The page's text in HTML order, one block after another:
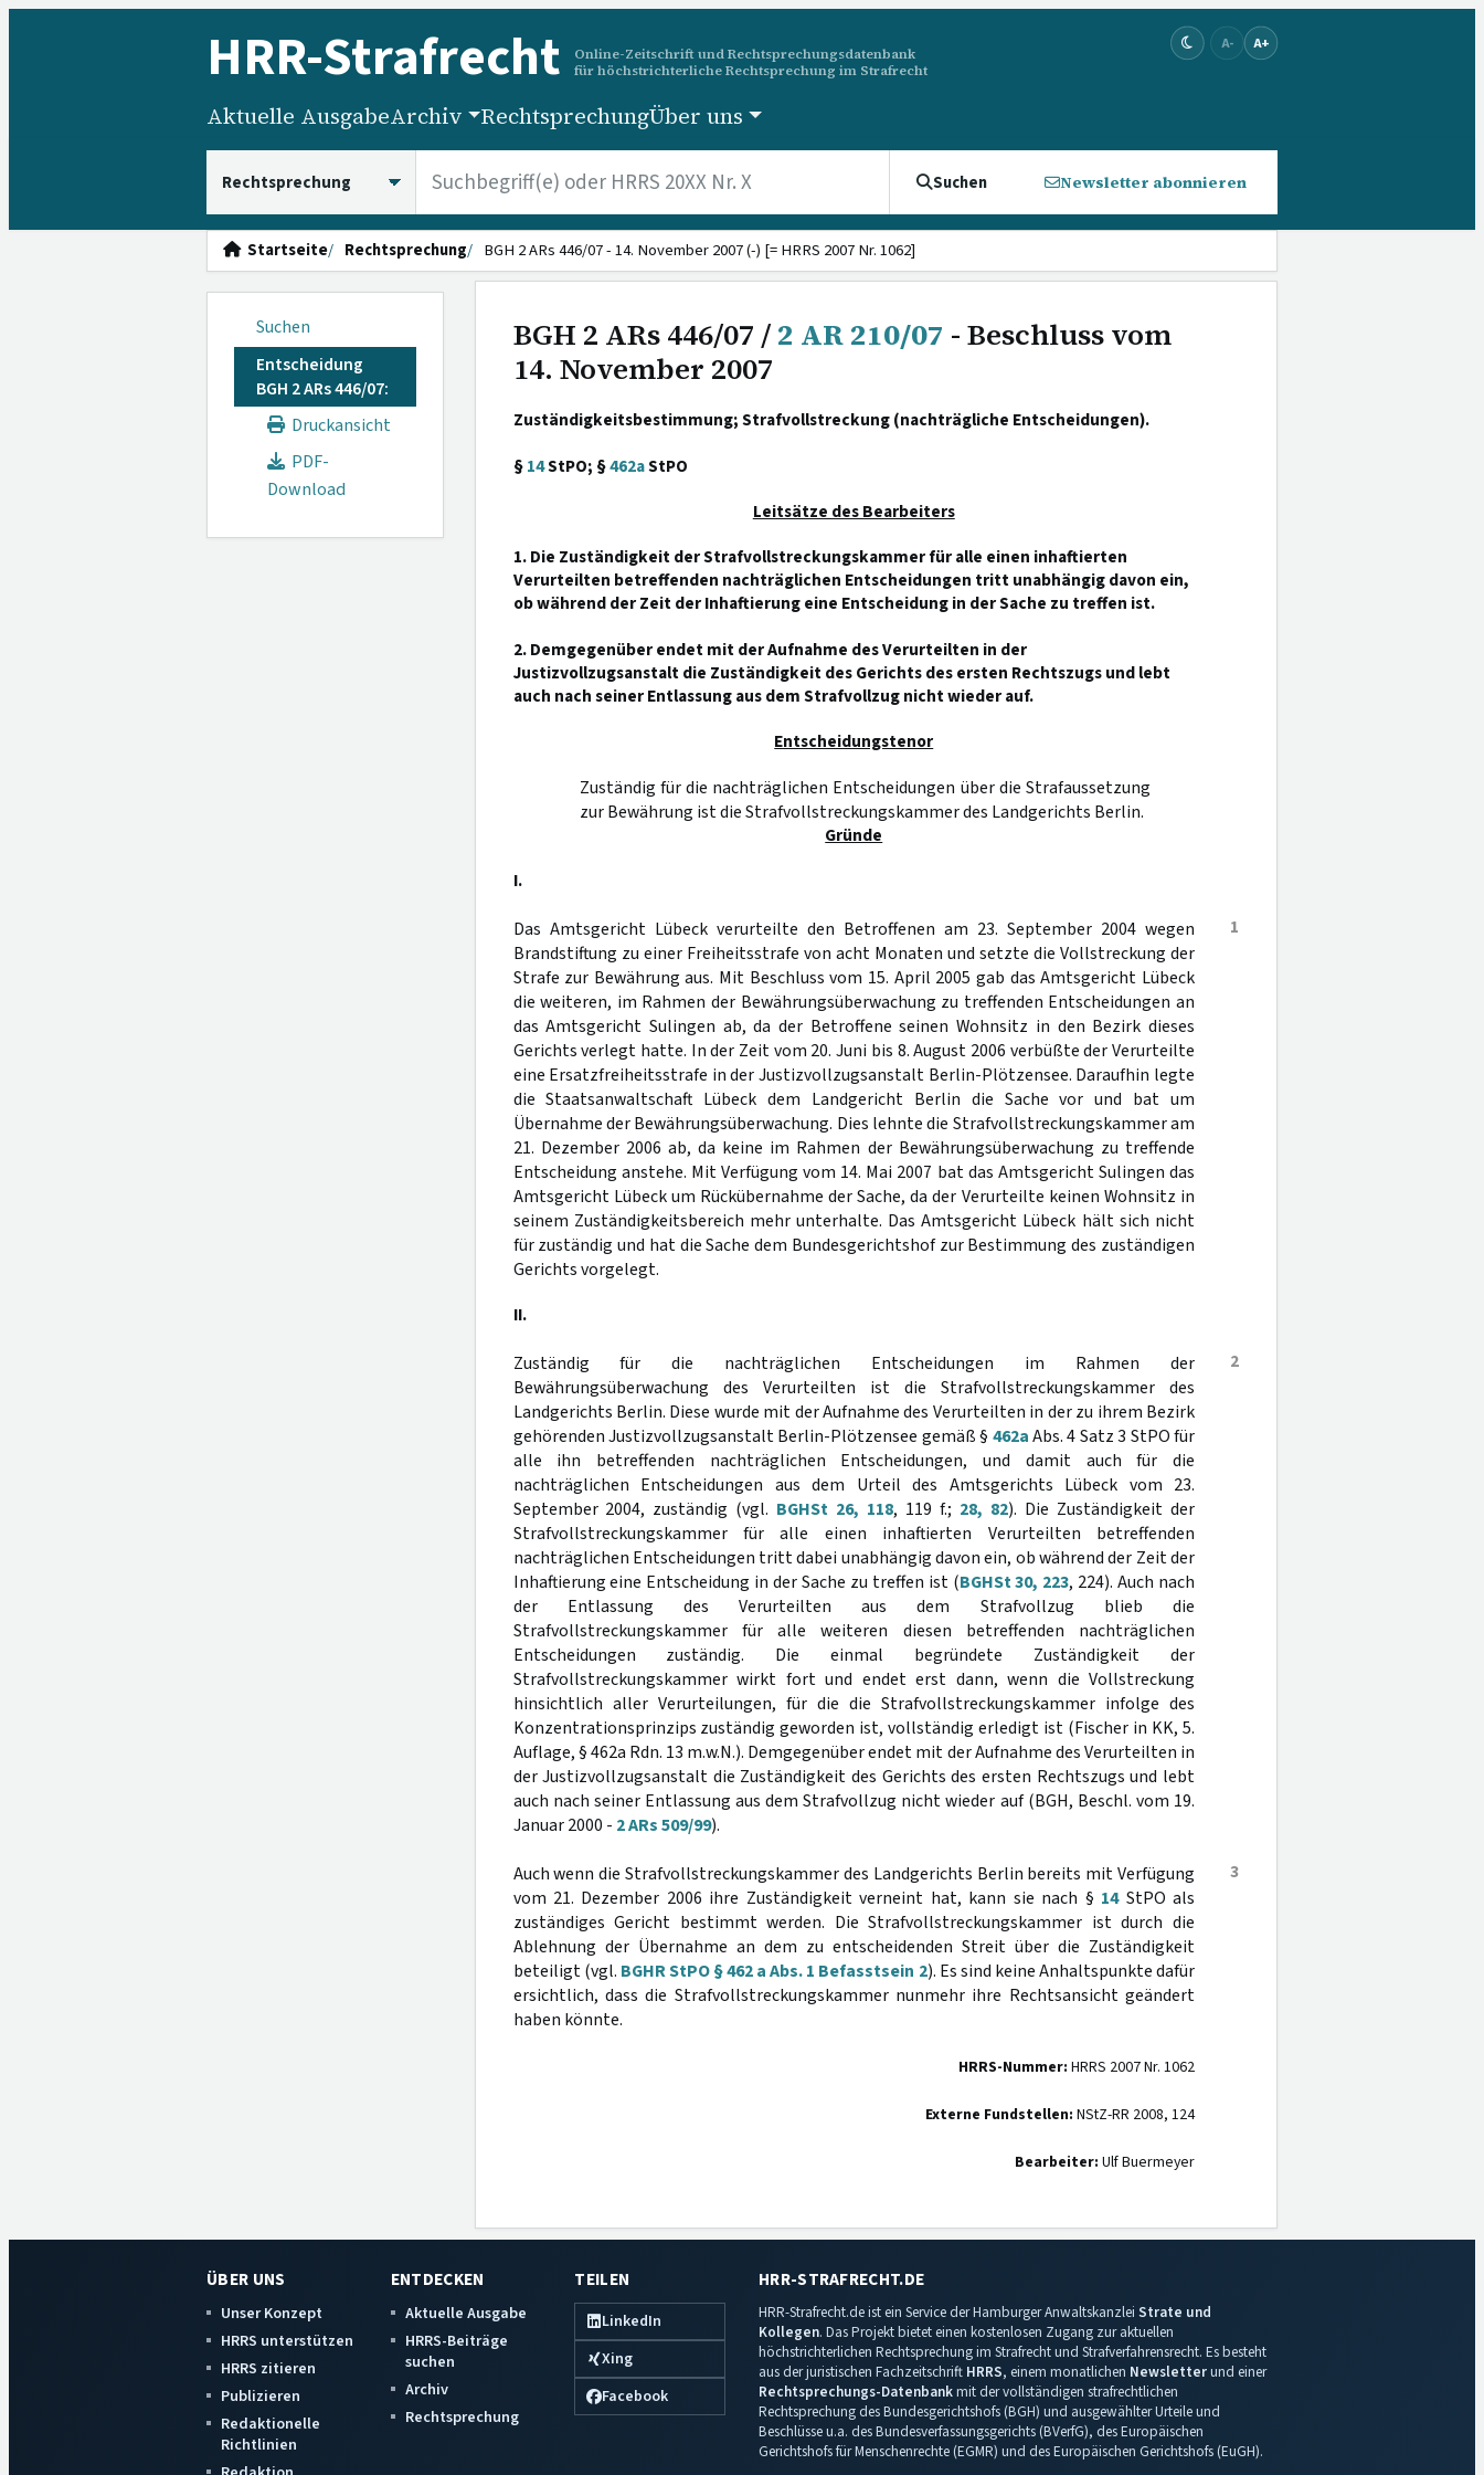
HRR-Strafrecht
Online-Zeitschrift und Rechtsprechungsdatenbank
für höchstrichterliche Rechtsprechung im Strafrecht
A- A+
Aktuelle AusgabeArchiv RechtsprechungÜber uns
Suchen Newsletter abonnieren
Startseite Rechtsprechung BGH 2 ARs 446/07 - 14. November 2007 (-) [= HRRS 2007 Nr. 1062]
Suchen
Entscheidung
BGH 2 ARs 446/07:
Druckansicht
PDF-
Download
BGH 2 ARs 446/07 /2 AR 210/07 - Beschluss vom
14. November 2007
Zuständigkeitsbestimmung; Strafvollstreckung (nachträgliche Entscheidungen).
§14StPO; §462aStPO
Leitsätze des Bearbeiters
1. Die Zuständigkeit der Strafvollstreckungskammer für alle einen inhaftierten
Verurteilten betreffenden nachträglichen Entscheidungen tritt unabhängig davon ein,
ob während der Zeit der Inhaftierung eine Entscheidung in der Sache zu treffen ist.
2. Demgegenüber endet mit der Aufnahme des Verurteilten in der
Justizvollzugsanstalt die Zuständigkeit des Gerichts des ersten Rechtszugs und lebt
auch nach seiner Entlassung aus dem Strafvollzug nicht wieder auf.
Entscheidungstenor
Zuständig für die nachträglichen Entscheidungen über die Strafaussetzung
zur Bewährung ist die Strafvollstreckungskammer des Landgerichts Berlin.
Gründe
I.
1
Das Amtsgericht Lübeck verurteilte den Betroffenen am 23. September 2004 wegen
Brandstiftung zu einer Freiheitsstrafe von acht Monaten und setzte die Vollstreckung der
Strafe zur Bewährung aus. Mit Beschluss vom 15. April 2005 gab das Amtsgericht Lübeck
die weiteren, im Rahmen der Bewährungsüberwachung zu treffenden Entscheidungen an
das Amtsgericht Sulingen ab, da der Betroffene seinen Wohnsitz in den Bezirk dieses
Gerichts verlegt hatte. In der Zeit vom 20. Juni bis 8. August 2006 verbüßte der Verurteilte
eine Ersatzfreiheitsstrafe in der Justizvollzugsanstalt Berlin-Plötzensee. Daraufhin legte
die Staatsanwaltschaft Lübeck dem Landgericht Berlin die Sache vor und bat um
Übernahme der Bewährungsüberwachung. Dies lehnte die Strafvollstreckungskammer am
21. Dezember 2006 ab, da keine im Rahmen der Bewährungsüberwachung zu treffende
Entscheidung anstehe. Mit Verfügung vom 14. Mai 2007 bat das Amtsgericht Sulingen das
Amtsgericht Lübeck um Rückübernahme der Sache, da der Verurteilte keinen Wohnsitz in
seinem Zuständigkeitsbereich mehr unterhalte. Das Amtsgericht Lübeck hält sich nicht
für zuständig und hat die Sache dem Bundesgerichtshof zur Bestimmung des zuständigen
Gerichts vorgelegt.
II.
2
Zuständig für die nachträglichen Entscheidungen im Rahmen der
Bewährungsüberwachung des Verurteilten ist die Strafvollstreckungskammer des
Landgerichts Berlin. Diese wurde mit der Aufnahme des Verurteilten in der zu ihrem Bezirk
gehörenden Justizvollzugsanstalt Berlin-Plötzensee gemäß § 462aAbs. 4 Satz 3 StPO für
alle ihn betreffenden nachträglichen Entscheidungen, und damit auch für die
nachträglichen Entscheidungen aus dem Urteil des Amtsgerichts Lübeck vom 23.
September 2004, zuständig (vgl. BGHSt 26, 118, 119 f.; 28, 82). Die Zuständigkeit der
Strafvollstreckungskammer für alle einen inhaftierten Verurteilten betreffenden
nachträglichen Entscheidungen tritt dabei unabhängig davon ein, ob während der Zeit der
Inhaftierung eine Entscheidung in der Sache zu treffen ist (BGHSt 30, 223, 224). Auch nach
der Entlassung des Verurteilten aus dem Strafvollzug blieb die
Strafvollstreckungskammer für alle weiteren diesen betreffenden nachträglichen
Entscheidungen zuständig. Die einmal begründete Zuständigkeit der
Strafvollstreckungskammer wirkt fort und endet erst dann, wenn die Vollstreckung
hinsichtlich aller Verurteilungen, für die die Strafvollstreckungskammer infolge des
Konzentrationsprinzips zuständig geworden ist, vollständig erledigt ist (Fischer in KK, 5.
Auflage, § 462a Rdn. 13 m.w.N.). Demgegenüber endet mit der Aufnahme des Verurteilten in
der Justizvollzugsanstalt die Zuständigkeit des Gerichts des ersten Rechtszugs und lebt
auch nach seiner Entlassung aus dem Strafvollzug nicht wieder auf (BGH, Beschl. vom 19.
Januar 2000 - 2 ARs 509/99).
3
Auch wenn die Strafvollstreckungskammer des Landgerichts Berlin bereits mit Verfügung
vom 21. Dezember 2006 ihre Zuständigkeit verneint hat, kann sie nach § 14StPO als
zuständiges Gericht bestimmt werden. Die Strafvollstreckungskammer ist durch die
Ablehnung der Übernahme an dem zu entscheidenden Streit über die Zuständigkeit
beteiligt (vgl. BGHR StPO § 462 a Abs. 1 Befasstsein 2). Es sind keine Anhaltspunkte dafür
ersichtlich, dass die Strafvollstreckungskammer nunmehr ihre Rechtsansicht geändert
haben könnte.
HRRS-Nummer: HRRS 2007 Nr. 1062
Externe Fundstellen: NStZ-RR 2008, 124
Bearbeiter: Ulf Buermeyer
ÜBER UNS
Unser Konzept
HRRS unterstützen
HRRS zitieren
Publizieren
Redaktionelle
Richtlinien
ENTDECKEN
Aktuelle Ausgabe
HRRS-Beiträge
suchen
Archiv
Rechtsprechung
TEILEN
LinkedIn
Xing
Facebook
HRR-STRAFRECHT.DE
HRR-Strafrecht.de ist ein Service der Hamburger Anwaltskanzlei Strate und
Kollegen. Das Projekt bietet einen kostenlosen Zugang zur aktuellen
höchstrichterlichen Rechtsprechung im Strafrecht und Strafverfahrensrecht. Es besteht
aus der juristischen Fachzeitschrift HRRS, einem monatlichen Newsletterund einer
Rechtsprechungs-Datenbankmit der vollständigen strafrechtlichen
Rechtsprechung des Bundesgerichtshofs (BGH) und ausgewählter Urteile und
Beschlüsse u.a. des Bundesverfassungsgerichts (BVerfG), des Europäischen
Gerichtshofs für Menschenrechte (EGMR) und des Europäischen Gerichtshofs (EuGH).